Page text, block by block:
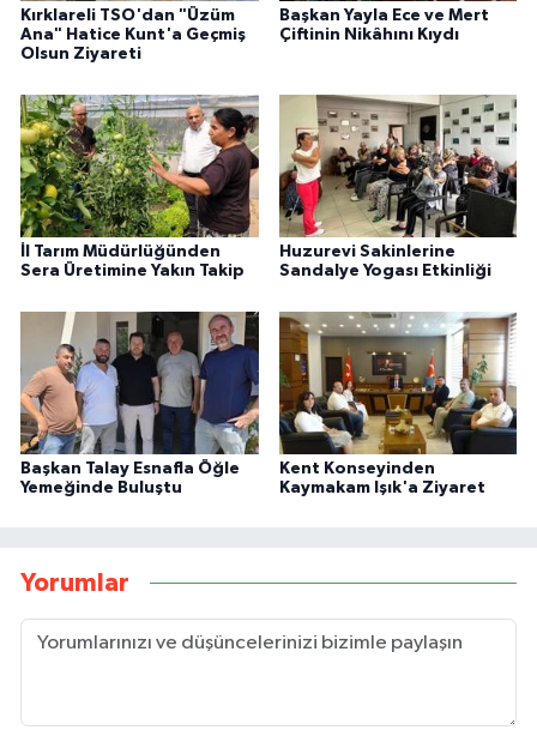
Kırklareli TSO'dan "Üzüm
Ana" Hatice Kunt'a Geçmiş
Olsun Ziyareti
Başkan Yayla Ece ve Mert
Çiftinin Nikâhını Kıydı
İl Tarım Müdürlüğünden
Sera Üretimine Yakın Takip
Huzurevi Sakinlerine
Sandalye Yogası Etkinliği
Başkan Talay Esnafla Öğle
Yemeğinde Buluştu
Kent Konseyinden
Kaymakam Işık'a Ziyaret
Yorumlar